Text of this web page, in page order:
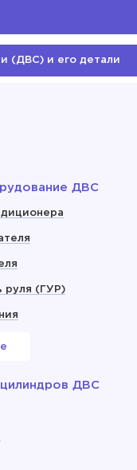
(ДВС) и его детали
ДВС
руля (ГУР)
ДВС